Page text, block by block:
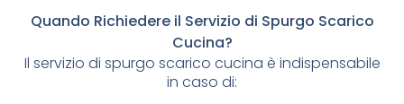
Quando Richiedere il Servizio di Spurgo Scarico
Cucina?
Il servizio di spurgo scarico cucina è indispensabile
in caso di: